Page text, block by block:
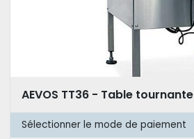
AEVOS TT36 - Table tournante
Sélectionner le mode de paiement